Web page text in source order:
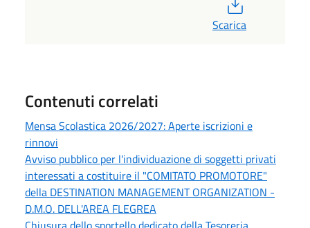
Scarica
Contenuti correlati
Mensa Scolastica 2026/2027: Aperte iscrizioni e
rinnovi
Avviso pubblico per l'individuazione di soggetti privati
interessati a costituire il "COMITATO PROMOTORE"
della DESTINATION MANAGEMENT ORGANIZATION -
D.M.O. DELL'AREA FLEGREA